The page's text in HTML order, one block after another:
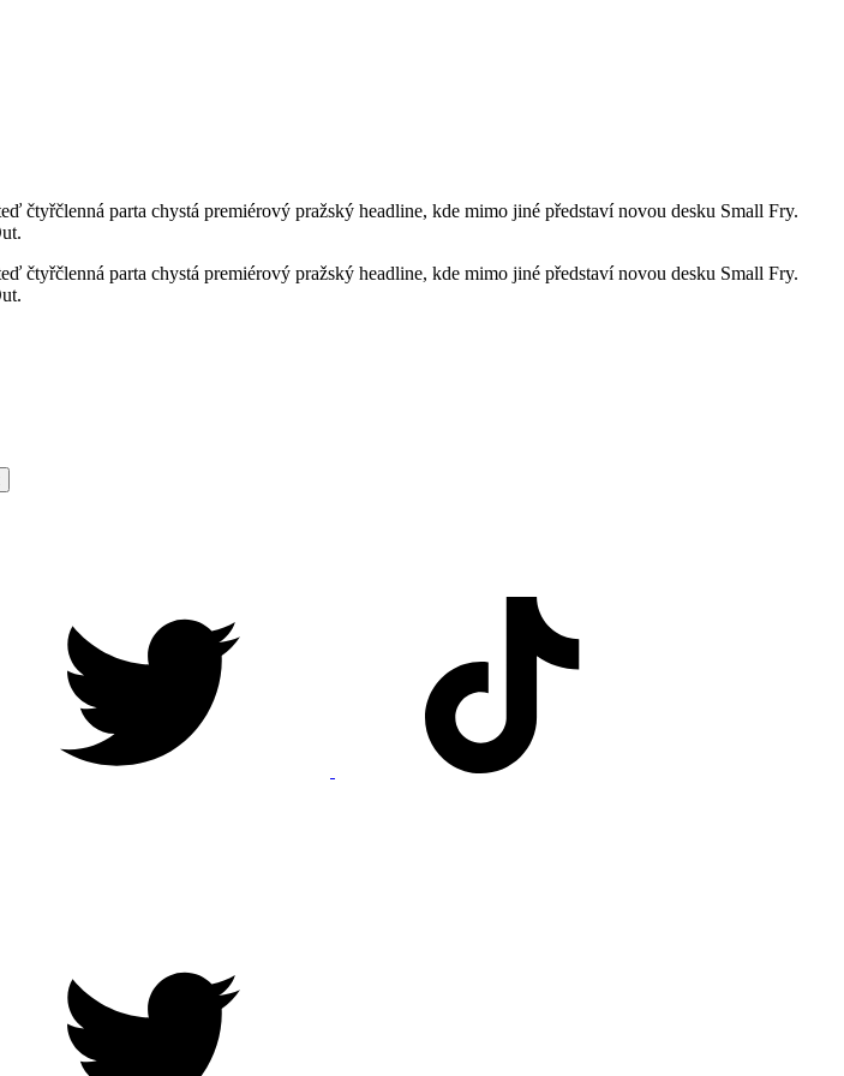
čtyřčlenná parta chystá premiérový pražský headline, kde mimo jiné představí novou desku Small Fry.
čtyřčlenná parta chystá premiérový pražský headline, kde mimo jiné představí novou desku Small Fry.